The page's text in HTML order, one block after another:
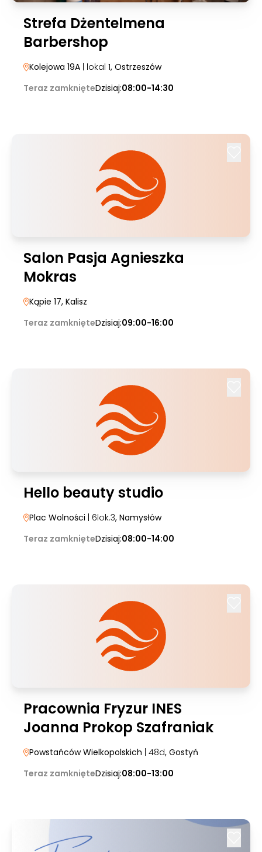
Strefa Dżentelmena
Barbershop
Kolejowa 19A | lokal 1, Ostrzeszów
Teraz zamknięteDzisiaj:08:00-14:30
Salon Pasja Agnieszka
Mokras
Kąpie 17, Kalisz
Teraz zamknięteDzisiaj:09:00-16:00
Hello beauty studio
Plac Wolności | 6lok.3, Namysłów
Teraz zamknięteDzisiaj:08:00-14:00
Pracownia Fryzur INES
Joanna Prokop Szafraniak
Powstańców Wielkopolskich | 48d, Gostyń
Teraz zamknięteDzisiaj:08:00-13:00